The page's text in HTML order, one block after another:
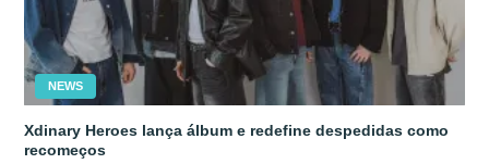
NEWS
Xdinary Heroes lança álbum e redefine despedidas como
recomeços